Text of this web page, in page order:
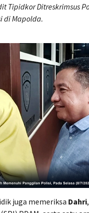
Tipidkor Ditreskrimsus
di Mapolda.
juga memeriksa Dahri